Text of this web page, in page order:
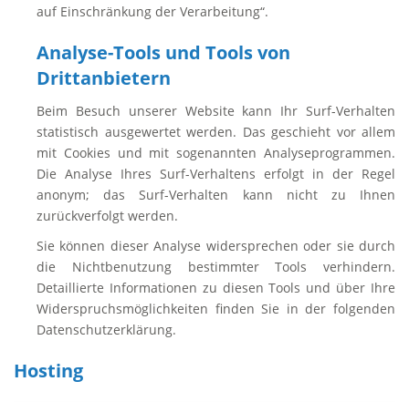
auf Einschränkung der Verarbeitung“.
Analyse-Tools und Tools von
Drittanbietern
Beim Besuch unserer Website kann Ihr Surf-Verhalten
statistisch ausgewertet werden. Das geschieht vor allem
mit Cookies und mit sogenannten Analyseprogrammen.
Die Analyse Ihres Surf-Verhaltens erfolgt in der Regel
anonym; das Surf-Verhalten kann nicht zu Ihnen
zurückverfolgt werden.
Sie können dieser Analyse widersprechen oder sie durch
die Nichtbenutzung bestimmter Tools verhindern.
Detaillierte Informationen zu diesen Tools und über Ihre
Widerspruchsmöglichkeiten finden Sie in der folgenden
Datenschutzerklärung.
Hosting